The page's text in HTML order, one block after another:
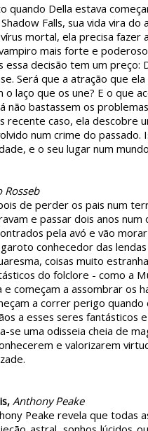
quando Della estava
Falls, sua vida vira
mortal, ela precisa fazer
mais forte e
essa decisão tem um
Será que a atração que
o laço que os une? E o que
não bastassem os
recente caso, ela descobre
num crime do
e o seu lugar num
Rosseb
de perder os pais num
e passar dois anos
pela avó e vão
conhecedor das
coisas muito
do folclore - como a
e começam a assombrar os
a correr perigo
a esses seres fantásticos
se uma odisseia cheia de
e valorizarem
Anthony Peake
Peake revela que todas